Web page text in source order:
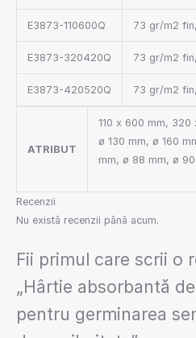
E3873-110600Q 73 gr/m2
E3873-320420Q 73 gr/m2
E3873-420520Q 73 gr/m2
ATRIBUT
110 x 600 mm,
ø 130 mm, ø 160
mm, ø 88 mm, ø
Recenzii
Nu există recenzii până acum.
Fii primul care scrii o
„Hârtie absorbantă
pentru germinarea